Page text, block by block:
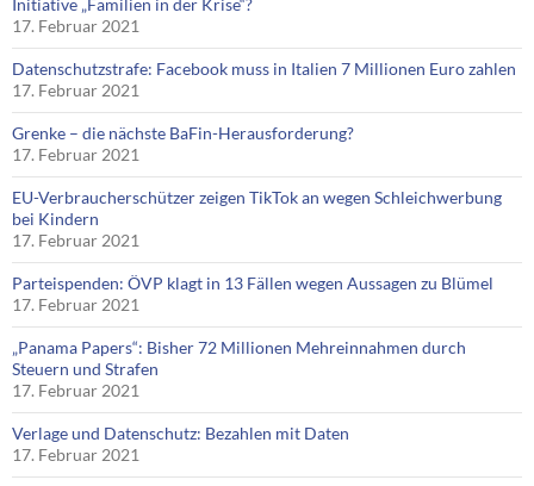
Initiative „Familien in der Krise“?
17. Februar 2021
Datenschutzstrafe: Facebook muss in Italien 7 Millionen Euro zahlen
17. Februar 2021
Grenke – die nächste BaFin-Herausforderung?
17. Februar 2021
EU-Verbraucherschützer zeigen TikTok an wegen Schleichwerbung
bei Kindern
17. Februar 2021
Parteispenden: ÖVP klagt in 13 Fällen wegen Aussagen zu Blümel
17. Februar 2021
„Panama Papers“: Bisher 72 Millionen Mehreinnahmen durch
Steuern und Strafen
17. Februar 2021
Verlage und Datenschutz: Bezahlen mit Daten
17. Februar 2021